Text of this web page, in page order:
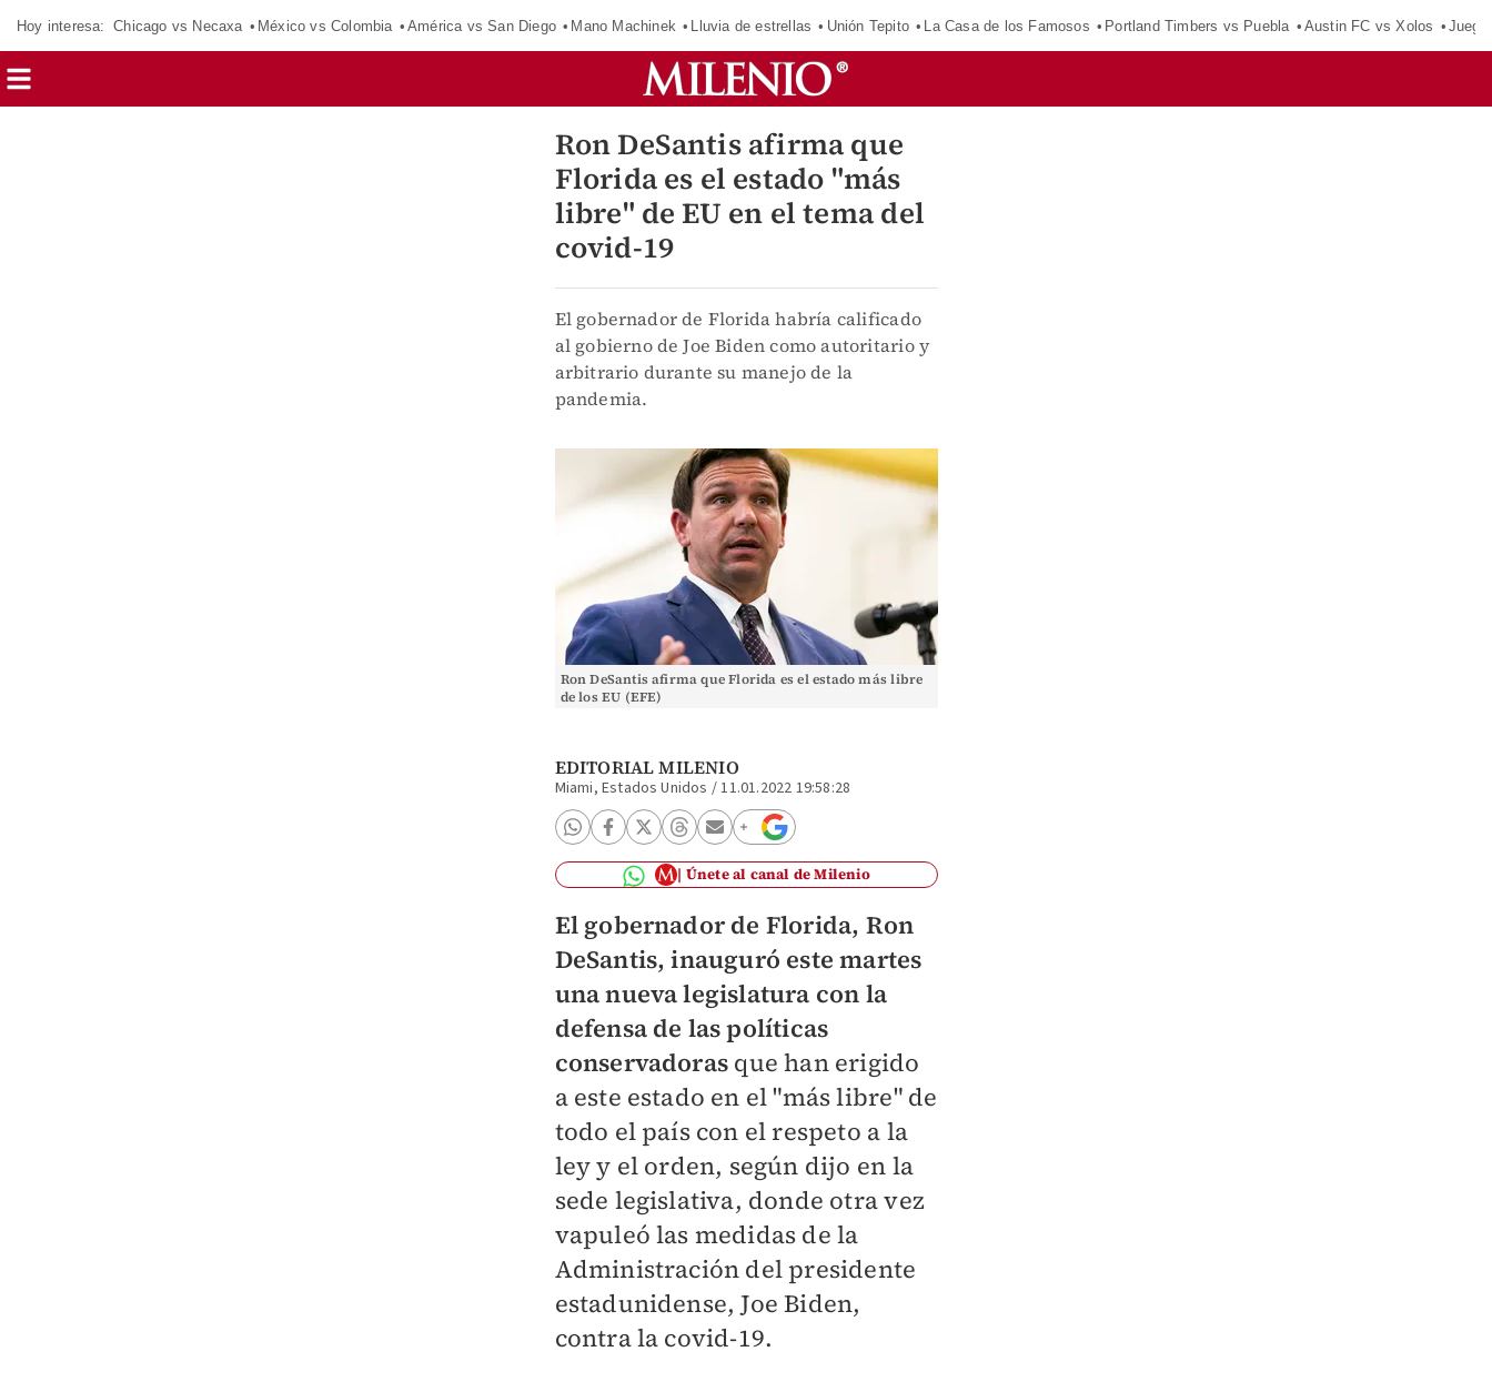
Hoy interesa: Chicago vs Necaxa México vs Colombia América vs San Diego Mano Machinek Lluvia de estrellas Unión Tepito La Casa de los Famosos Portland Timbers vs Puebla Austin FC vs Xolos
Ron DeSantis afirma que
Florida es el estado "más
libre" de EU en el tema del
covid-19
El gobernador de Florida habría calificado
al gobierno de Joe Biden como autoritario y
arbitrario durante su manejo de la
pandemia.
Ron DeSantis afirma que Florida es el estado más libre
de los EU (EFE)
EDITORIAL MILENIO
Miami, Estados Unidos /11.01.2022 19:58:28
Únete al canal de Milenio
El gobernador de Florida, Ron
DeSantis, inauguró este martes
una nueva legislatura con la
defensa de las políticas
conservadoras que han erigido
a este estado en el "más libre" de
todo el país con el respeto a la
ley y el orden, según dijo en la
sede legislativa, donde otra vez
vapuleó las medidas de la
Administración del presidente
estadunidense, Joe Biden,
contra la covid-19.